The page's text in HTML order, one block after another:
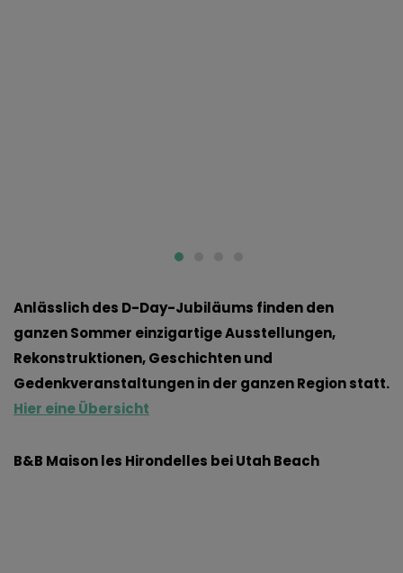
Anlässlich des D-Day-Jubiläums finden den
ganzen Sommer einzigartige Ausstellungen,
Rekonstruktionen, Geschichten und
Gedenkveranstaltungen in der ganzen Region statt.
Hier eine Übersicht
B&B Maison les Hirondelles bei Utah Beach